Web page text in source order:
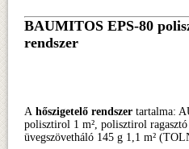
BAUMITOS EPS-80
rendszer
A hőszigetelő rendszer tartalma:
polisztirol 1 m², polisztirol
üvegszövetháló 145 g 1,1 m²